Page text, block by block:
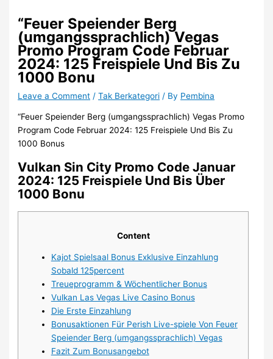
“Feuer Speiender Berg
(umgangssprachlich) Vegas
Promo Program Code Februar
2024: 125 Freispiele Und Bis Zu
1000 Bonu
Leave a Comment /Tak Berkategori / By Pembina
“Feuer Speiender Berg (umgangssprachlich) Vegas Promo
Program Code Februar 2024: 125 Freispiele Und Bis Zu
1000 Bonus
Vulkan Sin City Promo Code Januar
2024: 125 Freispiele Und Bis Über
1000 Bonu
Content
Kajot Spielsaal Bonus Exklusive Einzahlung
Sobald 125percent
Treueprogramm & Wöchentlicher Bonus
Vulkan Las Vegas Live Casino Bonus
Die Erste Einzahlung
Bonusaktionen Für Perish Live-spiele Von Feuer
Speiender Berg (umgangssprachlich) Vegas
Fazit Zum Bonusangebot